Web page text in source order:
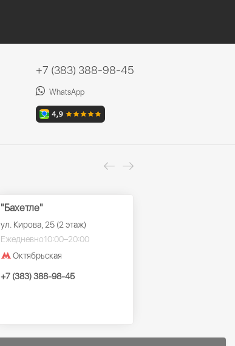
+7 (383) 388-98-45
WhatsApp
"Бахетле"
ул. Кирова, 25 (2 этаж)
Ежедневно10:00–20:00
Октябрьская
+7 (383) 388-98-45